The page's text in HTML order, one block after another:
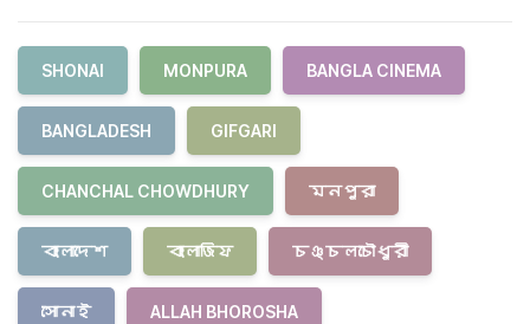
SHONAI MONPURA BANGLA CINEMA
BANGLADESH GIFGARI
CHANCHAL CHOWDHURY মনপুরা
বাংলাদেশ বাংলাজিফ চঞ্চলচৌধুরী
সোনাই ALLAH BHOROSHA